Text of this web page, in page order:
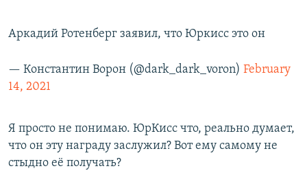
Аркадий Ротенберг заявил, что Юркисс это он
— Константин Ворон (@dark_dark_voron) February
14, 2021
Я просто не понимаю. ЮрКисс что, реально думает,
что он эту награду заслужил? Вот ему самому не
стыдно её получать?